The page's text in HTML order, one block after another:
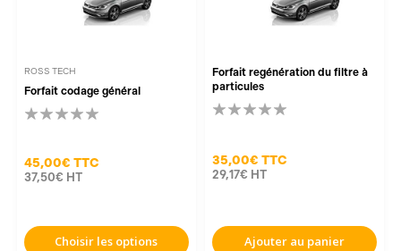
ROSS TECH
Forfait codage général
45,00€ TTC
37,50€ HT
Choisir les options
Forfait regénération du filtre à
particules
35,00€ TTC
29,17€ HT
Ajouter au panier